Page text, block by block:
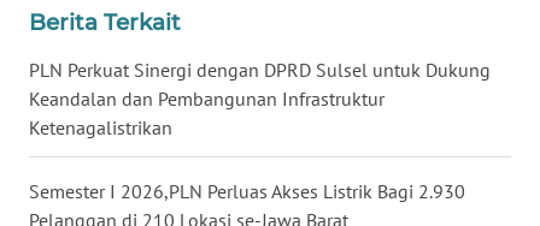
Berita Terkait
PLN Perkuat Sinergi dengan DPRD Sulsel untuk Dukung
Keandalan dan Pembangunan Infrastruktur
Ketenagalistrikan
Semester I 2026,PLN Perluas Akses Listrik Bagi 2.930
Pelanggan di 210 Lokasi se-Jawa Barat
KALTENG
WN
KALTARA
KALSEL